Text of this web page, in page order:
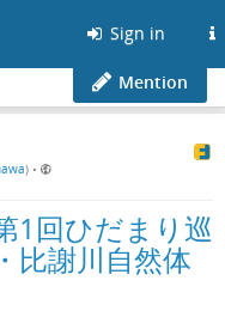
Sign in
Mention
) •
1回ひだまり巡
比謝川自然体